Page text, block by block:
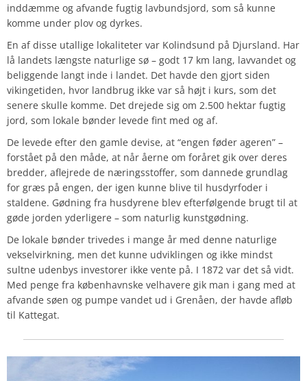
inddæmme og afvande fugtig lavbundsjord, som så kunne
komme under plov og dyrkes.
En af disse utallige lokaliteter var Kolindsund på Djursland. Har
lå landets længste naturlige sø – godt 17 km lang, lavvandet og
beliggende langt inde i landet. Det havde den gjort siden
vikingetiden, hvor landbrug ikke var så højt i kurs, som det
senere skulle komme. Det drejede sig om 2.500 hektar fugtig
jord, som lokale bønder levede fint med og af.
De levede efter den gamle devise, at “engen føder ageren” –
forstået på den måde, at når åerne om foråret gik over deres
bredder, aflejrede de næringsstoffer, som dannede grundlag
for græs på engen, der igen kunne blive til husdyrfoder i
staldene. Gødning fra husdyrene blev efterfølgende brugt til at
gøde jorden yderligere – som naturlig kunstgødning.
De lokale bønder trivedes i mange år med denne naturlige
vekselvirkning, men det kunne udviklingen og ikke mindst
sultne udenbys investorer ikke vente på. I 1872 var det så vidt.
Med penge fra københavnske velhavere gik man i gang med at
afvande søen og pumpe vandet ud i Grenåen, der havde afløb
til Kattegat.